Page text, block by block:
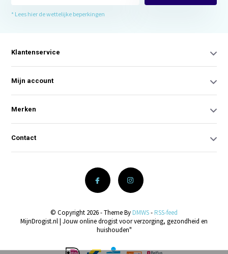
* Lees hier de wettelijke beperkingen
Klantenservice
Mijn account
Merken
Contact
© Copyright 2026 - Theme By DMWS- RSS-feed
MijnDrogist.nl | Jouw online drogist voor verzorging, gezondheid en
huishouden"